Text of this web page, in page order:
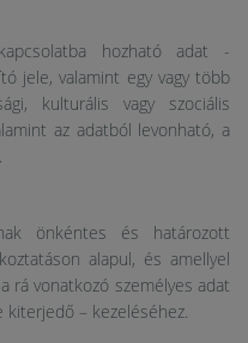
hozható adat -
jele, valamint egy vagy több
kulturális vagy szociális
az adatból levonható, a
önkéntes és határozott
alapul, és amellyel
rá vonatkozó személyes adat
kiterjedő – kezeléséhez.